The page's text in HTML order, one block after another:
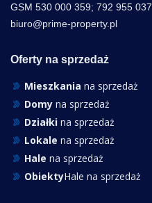
GSM 530 000 359; 792 955 037
biuro@prime-property.pl
Oferty na sprzedaż
Mieszkania na sprzedaż
Domy na sprzedaż
Działki na sprzedaż
Lokale na sprzedaż
Hale na sprzedaż
ObiektyHale na sprzedaż